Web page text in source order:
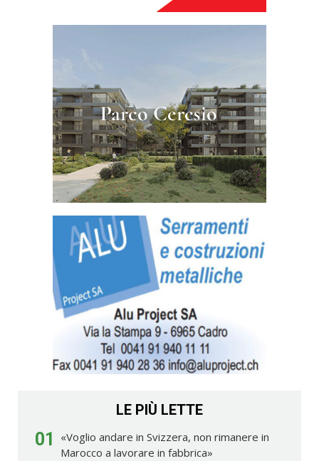
LE PIÙ LETTE
01
«Voglio andare in Svizzera, non rimanere in
Marocco a lavorare in fabbrica»